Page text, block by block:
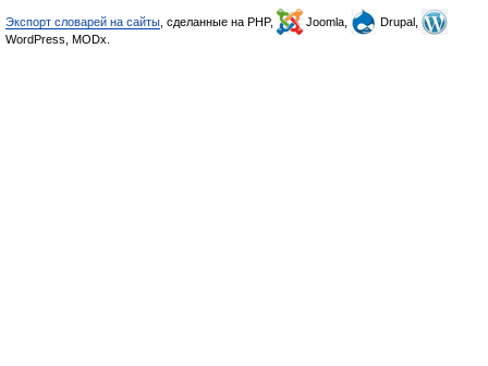
Экспорт словарей на сайты , сделанные на PHP, Joomla,
Drupal,
WordPress, MODx.